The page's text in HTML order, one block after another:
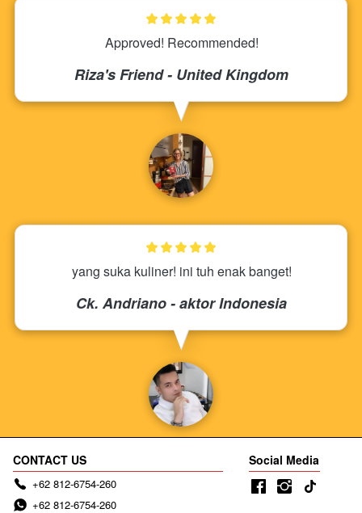
Approved! Recommended!
Riza's Friend - United Kingdom
yang suka kuliner! ini tuh enak banget!
Ck. Andriano - aktor Indonesia
CONTACT US
+62 812-6754-260
+62 812-6754-260
Social Media